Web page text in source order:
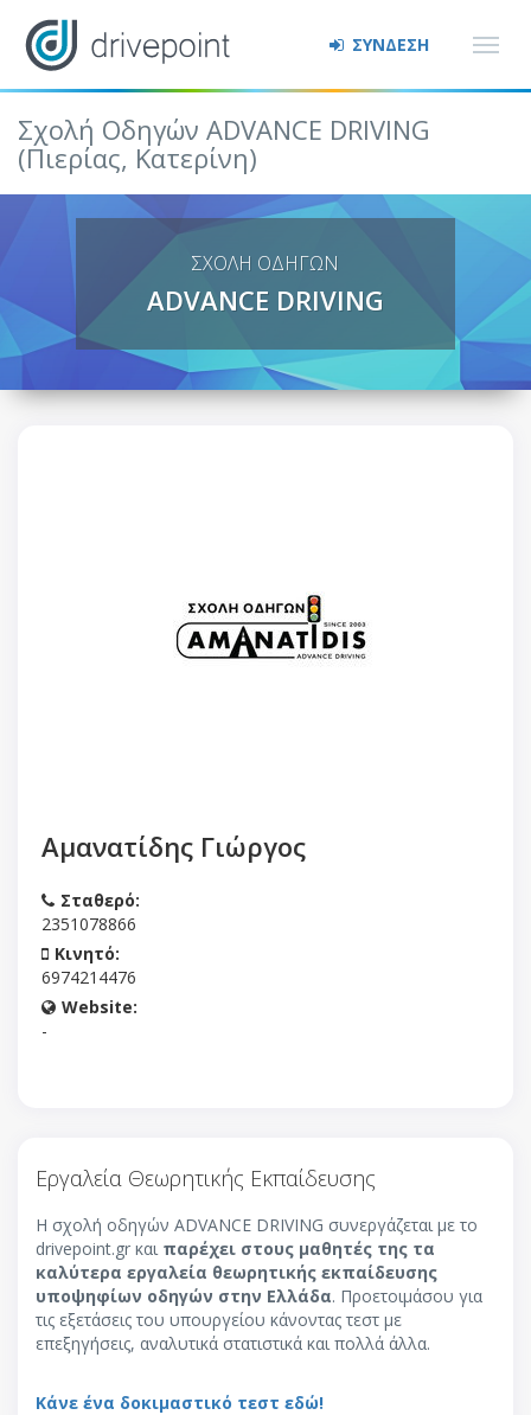
ΣΥΝΔΕΣΗ
Σχολή Οδηγών ADVANCE DRIVING
(Πιερίας, Κατερίνη)
ΣΧΟΛΗ ΟΔΗΓΩΝ
ADVANCE DRIVING
Αμανατίδης Γιώργος
Σταθερό:
2351078866
Κινητό:
6974214476
Website:
-
Εργαλεία Θεωρητικής Εκπαίδευσης
Η σχολή οδηγών ADVANCE DRIVING συνεργάζεται με το
drivepoint.gr και παρέχει στους μαθητές της τα
καλύτερα εργαλεία θεωρητικής εκπαίδευσης
υποψηφίων οδηγών στην Ελλάδα. Προετοιμάσου για
τις εξετάσεις του υπουργείου κάνοντας τεστ με
επεξηγήσεις, αναλυτικά στατιστικά και πολλά άλλα.
Κάνε ένα δοκιμαστικό τεστ εδώ!